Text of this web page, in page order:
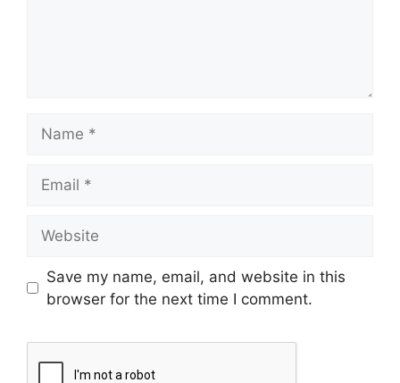
Save my name, email, and website in this
browser for the next time I comment.